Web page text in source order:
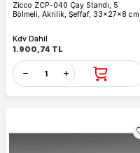
Zicco ZCP-040 Çay Standı, 5
Bölmeli, Akrilik, Şeffaf, 33x27x8 cm
Kdv Dahil
1.900,74 TL